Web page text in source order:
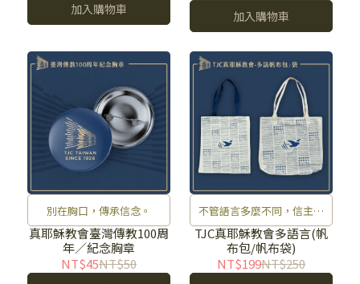
加入購物車 加入購物車
別在胸口，傳承信念。
真耶穌教會臺灣傳教100周
年／紀念胸章
NT$45NT$50
不管語言多麼不同，信主的
心始終相同。
TJC真耶穌教會多語言(帆
布包/帆布袋)
NT$199NT$250